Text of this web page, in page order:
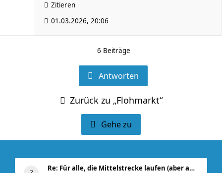
Zitieren
01.03.2026, 20:06
6 Beiträge
Antworten
Zurück zu „Flohmarkt“
Gehe zu
Re: Für alle, die Mittelstrecke laufen (aber auch